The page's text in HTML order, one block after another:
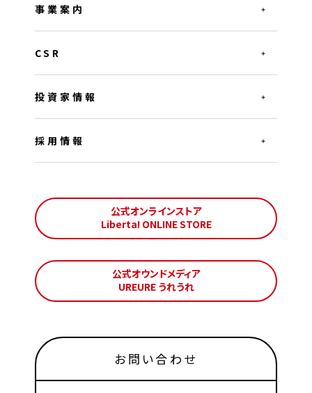
事業案内
CSR
投資家情報
採用情報
公式オンラインストア
Liberta! ONLINE STORE
公式オウンドメディア
UREURE うれうれ
お問い合わせ